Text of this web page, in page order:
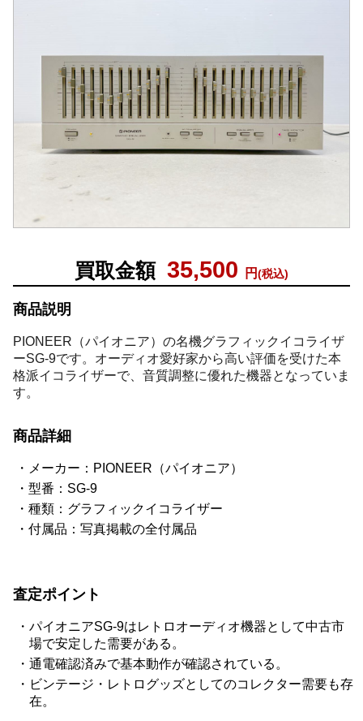
買取金額 35,500 円(税込)
商品説明
PIONEER（パイオニア）の名機グラフィックイコライザ
ーSG-9です。オーディオ愛好家から高い評価を受けた本
格派イコライザーで、音質調整に優れた機器となっていま
す。
商品詳細
メーカー：PIONEER（パイオニア）
型番：SG-9
種類：グラフィックイコライザー
付属品：写真掲載の全付属品
査定ポイント
パイオニアSG-9はレトロオーディオ機器として中古市
場で安定した需要がある。
通電確認済みで基本動作が確認されている。
ビンテージ・レトログッズとしてのコレクター需要も存
在。